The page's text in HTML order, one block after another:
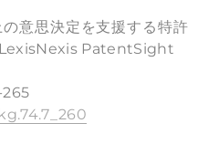
意思決定を支援する特許
LexisNexis PatentSight